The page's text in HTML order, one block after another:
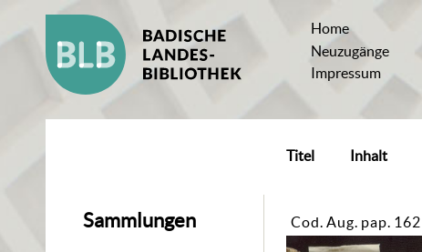
Home
Neuzugänge
Impressum
Sammlungen
Titel Inhalt
Cod. Aug. pap. 162